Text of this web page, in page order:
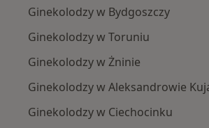
Ginekolodzy w Bydgoszczy
Ginekolodzy w Toruniu
Ginekolodzy w Żninie
Ginekolodzy w Aleksandrowie
Ginekolodzy w Ciechocinku